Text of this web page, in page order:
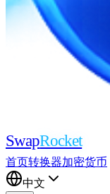
SwapRocket
首页转换器加密货币
中文